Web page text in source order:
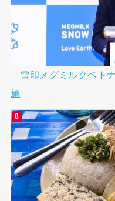
「雪印メグミルクベト
施